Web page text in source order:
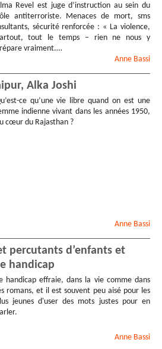
Revel est juge d’instruction au sein du
antiterroriste. Menaces de mort, sms
sécurité renforcée : « La violence,
tout le temps – rien ne nous y
vraiment.…
Anne Bassi
Alka Joshi
ce qu’une vie libre quand on est une
indienne vivant dans les années 1950,
cœur du Rajasthan ?
Anne Bassi
percutants d’enfants et
handicap
handicap effraie, dans la vie comme dans
romans, et il est souvent peu aisé pour les
jeunes d'user des mots justes pour en
Anne Bassi